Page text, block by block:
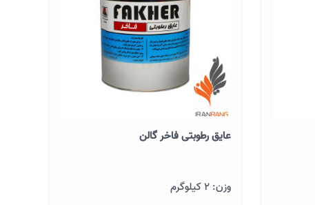
عایق رطوبتی فاخر گالن
وزن: 2 کیلوگرم